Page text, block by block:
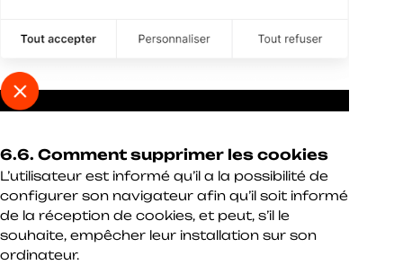
6.6. Comment supprimer les cookies
L’utilisateur est informé qu’il a la possibilité de
configurer son navigateur afin qu’il soit informé
de la réception de cookies, et peut, s’il le
souhaite, empêcher leur installation sur son
ordinateur.